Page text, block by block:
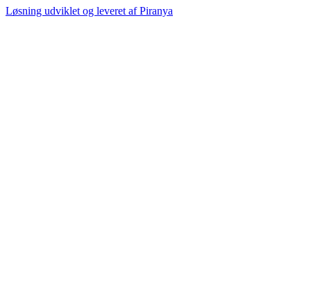
Løsning udviklet og leveret afPiranya